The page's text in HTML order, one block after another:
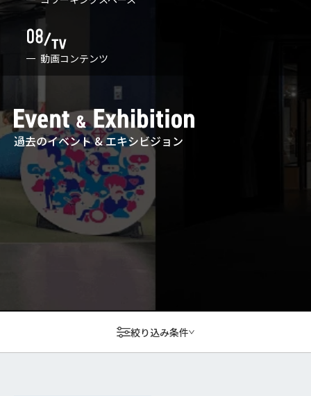
動画コンテンツ
過去のイベント & エキシビジョン
絞り込み条件